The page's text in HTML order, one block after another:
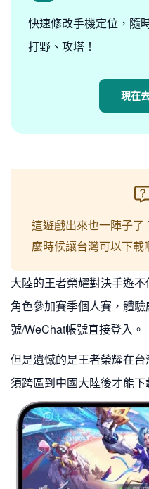
快速修改手機定位，隨
打野、攻塔！
現在
這遊戲出來也一陣子了
麼時候讓台灣可以下載
大陸的王者榮耀對決手遊
角色參加賽季個人賽，體
號/WeChat帳號直接登入。
但是遺憾的是王者榮耀在
須跨區到中國大陸後才能下